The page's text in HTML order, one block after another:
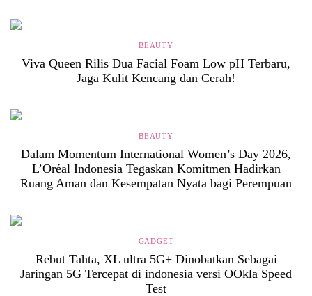
BEAUTY
Viva Queen Rilis Dua Facial Foam Low pH Terbaru,
Jaga Kulit Kencang dan Cerah!
BEAUTY
Dalam Momentum International Women’s Day 2026,
L’Oréal Indonesia Tegaskan Komitmen Hadirkan
Ruang Aman dan Kesempatan Nyata bagi Perempuan
GADGET
Rebut Tahta, XL ultra 5G+ Dinobatkan Sebagai
Jaringan 5G Tercepat di indonesia versi OOkla Speed
Test